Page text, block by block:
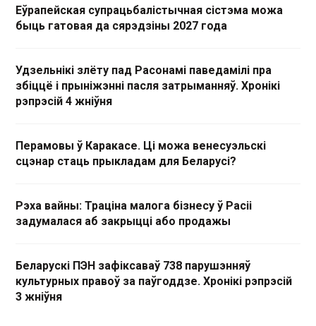
Еўрапейская супрацьбалістычная сістэма можа
быць гатовая да сярэдзіны 2027 года
Удзельнікі злёту пад Расонамі паведамілі пра
збіццё і прыніжэнні пасля затрыманняў. Хронікі
рэпрэсій 4 жніўня
Перамовы ў Каракасе. Ці можа венесуэльскі
сцэнар стаць прыкладам для Беларусі?
Рэха вайны: Траціна малога бізнесу ў Расіі
задумалася аб закрыцці або продажы
Беларускі ПЭН зафіксаваў 738 парушэнняў
культурных правоў за паўгоддзе. Хронікі рэпрэсій
3 жніўня